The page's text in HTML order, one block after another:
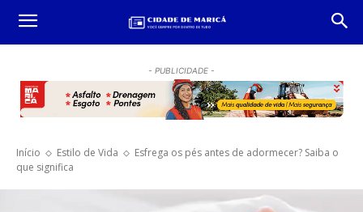
- PUBLICIDADE -
Início Estilo de Vida
Esfrega os pés antes de adormecer? Saiba o
que significa